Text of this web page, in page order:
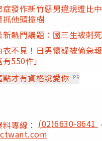
症發作新竹惡男違規遭比
抓他頭撞樹
新熱門議題：國三生被刺死
衣不見！日男懷疑被偷急
550件」
點才有資格說愛你 PR
專線： (02)6630-8641